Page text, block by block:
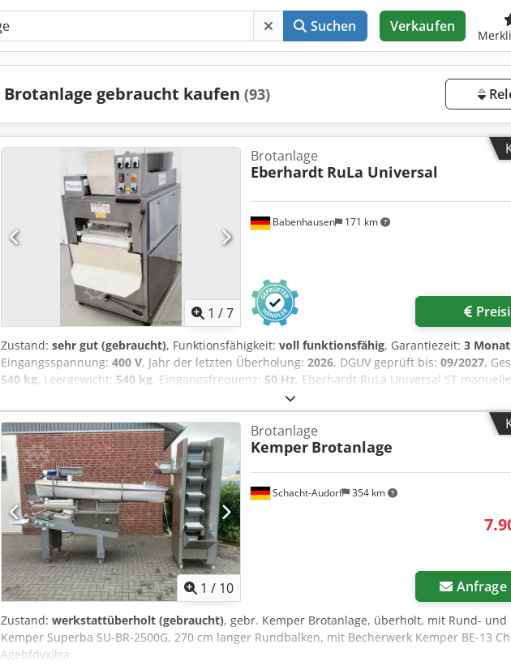
Suchen Verkaufen
Brotanlage gebraucht kaufen (93)
1 /7
Babenhausen 171 km
Brotanlage
Eberhardt RuLa Universal
Zustand: sehr gut (gebraucht), Funktionsfähigkeit: voll funktionsfähig, Garantiezeit: 3
Eingangsspannung: 400 V, Jahr der letzten Überholung: 2026, DGUV geprüft bis: 09/2027,
540 kg, Leergewicht: 540 kg, Eingangsfrequenz: 50 Hz, Eberhardt RuLa Universal ST
Maschine fahrbar mit Feststeller mögliche Gewichtsbereiche: Option: 150-1500g / 450-2500 g
robuste Technik! Anschluss 400V, 16A-CEE Stecker Cjdpfxezq U Alj Aglsha Maße: 820 x 1000 x
BxTxH Gebrauchtmaschine
1 / 10
Schacht-Audorf 354 km
Brotanlage
Kemper Brotanlage
Anfrage
Zustand: werkstattüberholt (gebraucht), gebr. Kemper Brotanlage, überholt, mit Rund- und
Kemper Superba SU-BR-2500G, 270 cm langer Rundbalken, mit Becherwerk Kemper BE-13
Agehfdvxjlsa